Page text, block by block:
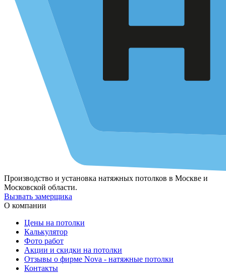
Производство и установка натяжных потолков в Москве и
Московской области.
Вызвать замерщика
О компании
Цены на потолки
Калькулятор
Фото работ
Акции и скидки на потолки
Отзывы о фирме Nova - натяжные потолки
Контакты